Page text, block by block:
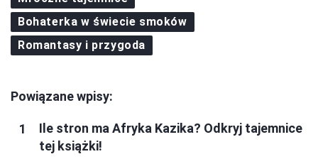
Bohaterka w świecie smoków
Romantasy i przygoda
Powiązane wpisy:
Ile stron ma Afryka Kazika? Odkryj tajemnice
tej książki!